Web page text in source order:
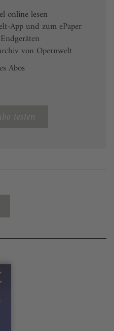
online lesen
App und zum ePaper
von Opernwelt
Abos
testen